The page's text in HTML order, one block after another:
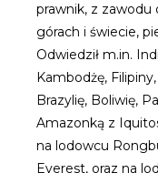
prawnik, z zawodu
górach i świecie,
Odwiedził m.in.
Kambodżę,
Brazylię, Boliwię,
Amazonką z
na lodowcu
Everest, oraz na